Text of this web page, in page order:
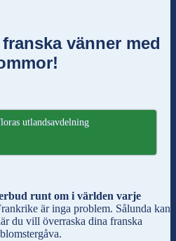
vänner med
utlandsavdelning
runt om i världen varje
är inga problem. Sålunda kan
du vill överraska dina franska